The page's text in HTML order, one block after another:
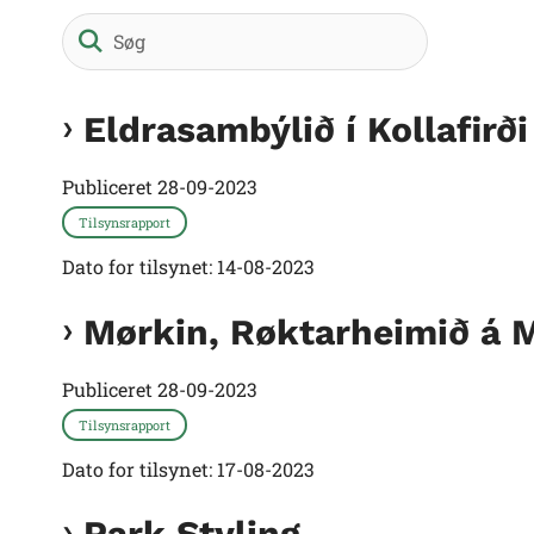
Eldrasambýlið í Kollafirði
Publiceret28-09-2023
Tilsynsrapport
Dato for tilsynet: 14-08-2023
Mørkin, Røktarheimið á
Publiceret 28-09-2023
Tilsynsrapport
Dato for tilsynet: 17-08-2023